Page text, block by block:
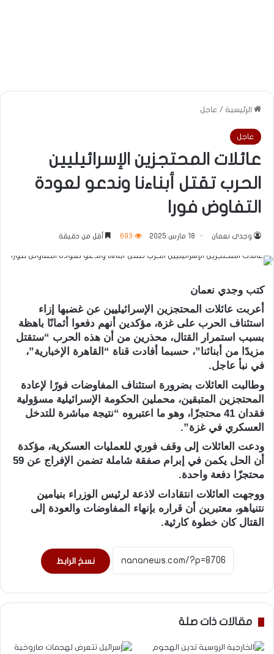
الرئيسية / عاجل
عاجل
عائلات المحتجزين الإسرائيليين
الحرب تقتل أبناءنا وندعو لعودة
التفاوض فورا
وجدى نعمان 18 مارس 2025 693 أقل من دقيقة
كتب وجدي نعمان
أعربت عائلات المحتجزين الإسرائيليين عن غضبها إزاء
استئناف الحرب على غزة، مؤكدين أنهم دفعوا أثمانًا باهظة
بسبب استمرار القتال، محذرين من أن هذه الحرب “ستقتل
مزيدًا من أبنائنا”، حسبما أفادت قناة “القاهرة الإخبارية”،
في نبأ عاجل.
وطالبت العائلات بضرورة استئناف المفاوضات فورًا لإعادة
المحتجزين المتبقين، محملين الحكومة الإسرائيلية مسؤولية
فقدان 41 محتجزًا، وهو ما اعتبروه “نتيجة مباشرة للتدخل
العسكري في غزة”.
ودعت العائلات إلى وقف فوري للعمليات العسكرية، مؤكدة
أن الحل يكمن في إبرام صفقة شاملة تضمن الإفراج عن 59
محتجزًا دفعة واحدة.
ووجهت العائلات انتقادات لاذعة لرئيس الوزراء بنيامين
نتنياهو، معتبرين أن قراره بإنهاء المفاوضات والعودة إلى
القتال كان خطوة كارثية.
نسخ الرابط
مقالات ذات صلة